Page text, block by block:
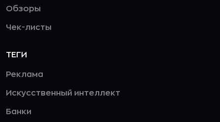
Обзоры
Чек-листы
ТЕГИ
Реклама
Искусственный интеллект
Банки